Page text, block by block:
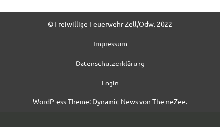
© Freiwillige Feuerwehr Zell/Odw. 2022
Impressum
Datenschutzerklärung
Login
WordPress-Theme: Dynamic News von ThemeZee.